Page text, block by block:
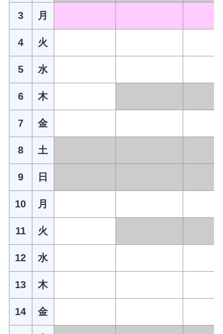
3 月
4 火
5 水
6 木
7 金
8 土
9 日
10 月
11 火
12 水
13 木
14 金